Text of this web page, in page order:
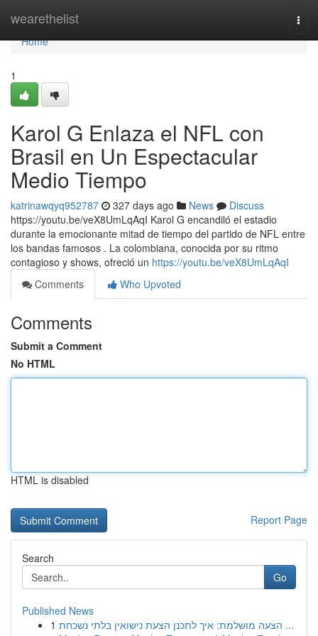
wearethelist
Home
Home
1
Karol G Enlaza el NFL con
Brasil en Un Espectacular
Medio Tiempo
katrinawqyq952787 327 days ago News
Discuss
https://youtu.be/veX8UmLqAqI Karol G encandiló el estadio
durante la emocionante mitad de tiempo del partido de NFL entre
los bandas famosos . La colombiana, conocida por su ritmo
contagioso y shows, ofreció un https://youtu.be/veX8UmLqAqI
Comments
Who Upvoted
Comments
Submit a Comment
No HTML
HTML is disabled
Report Page
Search
Go
Published News
1
הצעה מושלמת: איך לתכנן הצעת נישואין בלתי נשכחת ...